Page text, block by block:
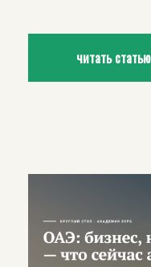
читать статью